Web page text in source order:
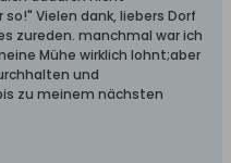
Vielen dank, liebers Dorf
zureden. manchmal war ich
Mühe wirklich lohnt;aber
und
zu meinem nächsten